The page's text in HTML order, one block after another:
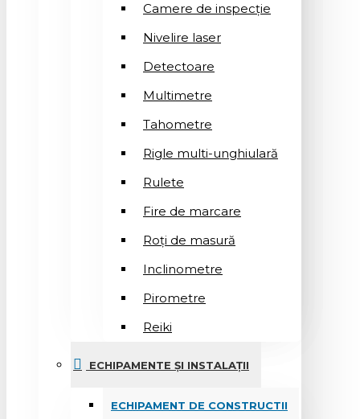
Camere de inspecție
Nivelire laser
Detectoare
Multimetre
Tahometre
Rigle multi-unghiulară
Rulete
Fire de marcare
Roți de masură
Inclinometre
Pirometre
Reiki
ECHIPAMENTE ȘI INSTALAȚII
ECHIPAMENT DE CONSTRUCTII